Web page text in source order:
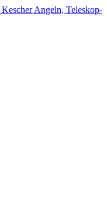
Angeln, Teleskop-